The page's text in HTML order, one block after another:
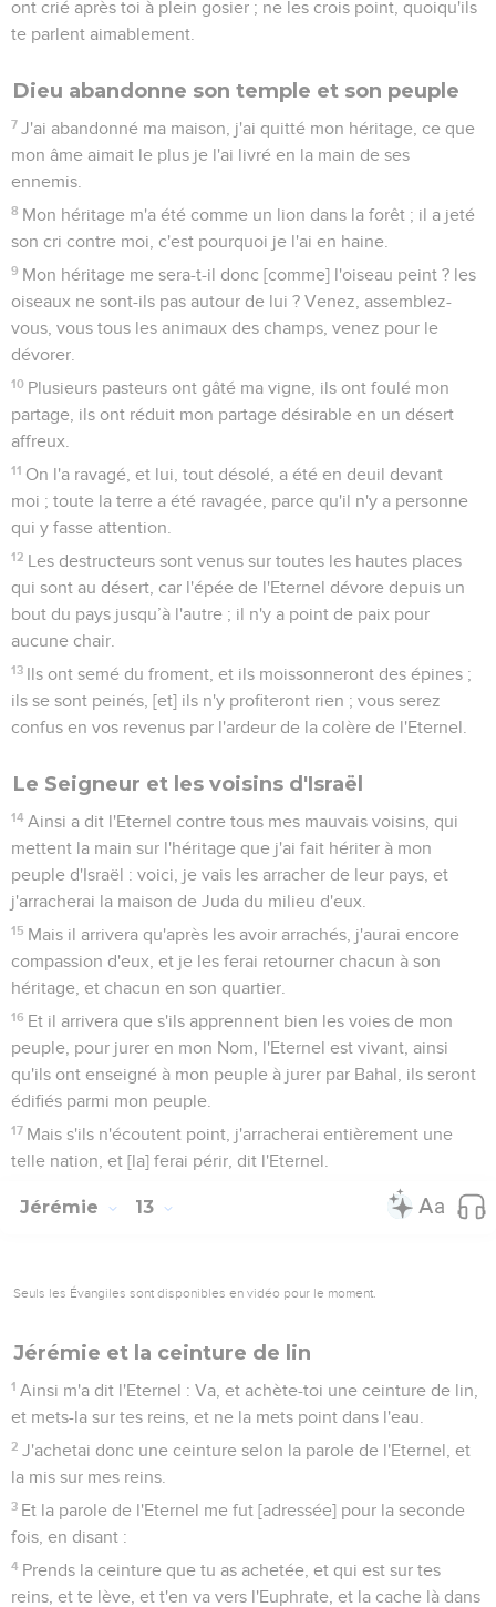
ont crié après toi à plein gosier ; ne les crois point, quoiqu'ils
te parlent aimablement.
Dieu abandonne son temple et son peuple
7 J'ai abandonné ma maison, j'ai quitté mon héritage, ce que
mon âme aimait le plus je l'ai livré en la main de ses
ennemis.
8 Mon héritage m'a été comme un lion dans la forêt ; il a jeté
son cri contre moi, c'est pourquoi je l'ai en haine.
9 Mon héritage me sera-t-il donc [comme] l'oiseau peint ? les
oiseaux ne sont-ils pas autour de lui ? Venez, assemblez-
vous, vous tous les animaux des champs, venez pour le
dévorer.
10 Plusieurs pasteurs ont gâté ma vigne, ils ont foulé mon
partage, ils ont réduit mon partage désirable en un désert
affreux.
11 On l'a ravagé, et lui, tout désolé, a été en deuil devant
moi ; toute la terre a été ravagée, parce qu'il n'y a personne
qui y fasse attention.
12 Les destructeurs sont venus sur toutes les hautes places
qui sont au désert, car l'épée de l'Eternel dévore depuis un
bout du pays jusqu’à l'autre ; il n'y a point de paix pour
aucune chair.
13 Ils ont semé du froment, et ils moissonneront des épines ;
ils se sont peinés, [et] ils n'y profiteront rien ; vous serez
confus en vos revenus par l'ardeur de la colère de l'Eternel.
Le Seigneur et les voisins d'Israël
14 Ainsi a dit l'Eternel contre tous mes mauvais voisins, qui
mettent la main sur l'héritage que j'ai fait hériter à mon
peuple d'Israël : voici, je vais les arracher de leur pays, et
j'arracherai la maison de Juda du milieu d'eux.
15 Mais il arrivera qu'après les avoir arrachés, j'aurai encore
compassion d'eux, et je les ferai retourner chacun à son
héritage, et chacun en son quartier.
16 Et il arrivera que s'ils apprennent bien les voies de mon
peuple, pour jurer en mon Nom, l'Eternel est vivant, ainsi
qu'ils ont enseigné à mon peuple à jurer par Bahal, ils seront
édifiés parmi mon peuple.
17 Mais s'ils n'écoutent point, j'arracherai entièrement une
telle nation, et [la] ferai périr, dit l'Eternel.
Jérémie 13
Seuls les Évangiles sont disponibles en vidéo pour le moment.
Jérémie et la ceinture de lin
1 Ainsi m'a dit l'Eternel : Va, et achète-toi une ceinture de lin,
et mets-la sur tes reins, et ne la mets point dans l'eau.
2 J'achetai donc une ceinture selon la parole de l'Eternel, et
la mis sur mes reins.
3 Et la parole de l'Eternel me fut [adressée] pour la seconde
fois, en disant :
4 Prends la ceinture que tu as achetée, et qui est sur tes
reins, et te lève, et t'en va vers l'Euphrate, et la cache là dans